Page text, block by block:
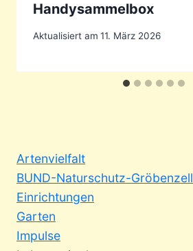
Handysammelbox
Aktualisiert am 11. März 2026
Artenvielfalt
BUND-Naturschutz-Gröbenzell
Einrichtungen
Garten
Impulse